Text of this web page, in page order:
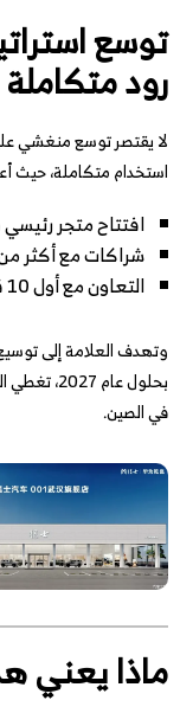
توسع
رود متكاملة
لا يقتصر توسع منغشي
استخدام متكاملة، حيث
افتتاح متجر
شراكات مع أكثر من 10 مجموعات
التعاون مع أول 10 قواعد مخصصة للطرق الوعرة الذكية
بحلول عام
في الصين.
ماذا يعني